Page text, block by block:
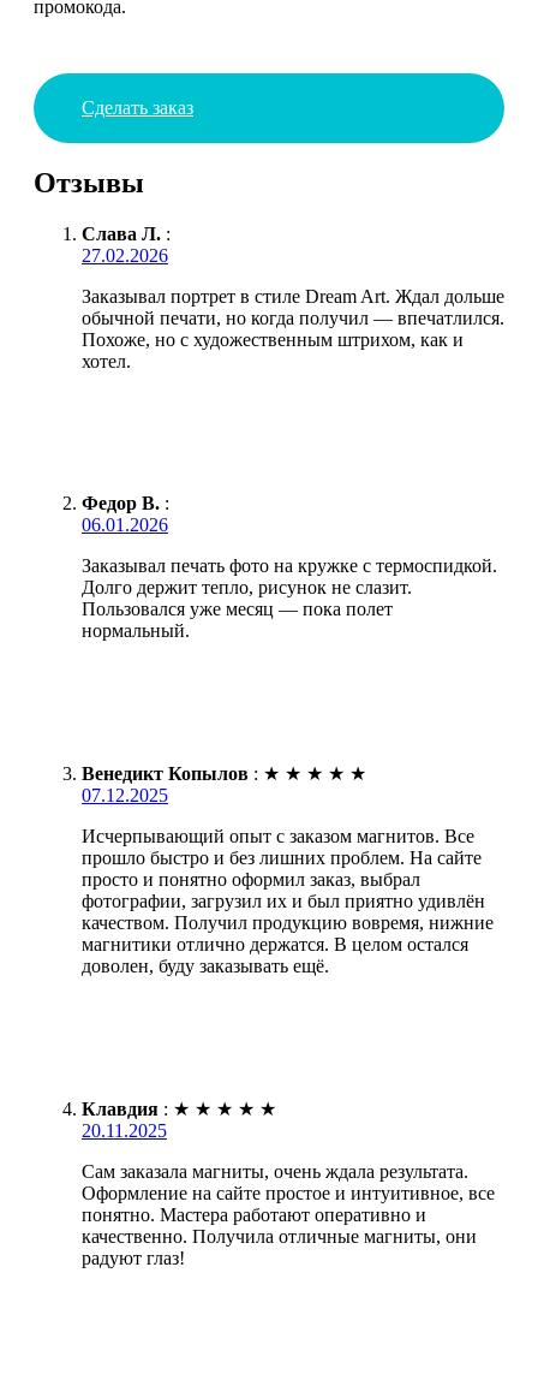
промокода.
Сделать заказ
Отзывы
Слава Л. :
27.02.2026
Заказывал портрет в стиле Dream Art. Ждал дольше
обычной печати, но когда получил — впечатлился.
Похоже, но с художественным штрихом, как и
хотел.
Федор В. :
06.01.2026
Заказывал печать фото на кружке с термоспидкой.
Долго держит тепло, рисунок не слазит.
Пользовался уже месяц — пока полет
нормальный.
Венедикт Копылов : ★ ★ ★ ★ ★
07.12.2025
Исчерпывающий опыт с заказом магнитов. Все
прошло быстро и без лишних проблем. На сайте
просто и понятно оформил заказ, выбрал
фотографии, загрузил их и был приятно удивлён
качеством. Получил продукцию вовремя, нижние
магнитики отлично держатся. В целом остался
доволен, буду заказывать ещё.
Клавдия : ★ ★ ★ ★ ★
20.11.2025
Сам заказала магниты, очень ждала результата.
Оформление на сайте простое и интуитивное, все
понятно. Мастера работают оперативно и
качественно. Получила отличные магниты, они
радуют глаз!